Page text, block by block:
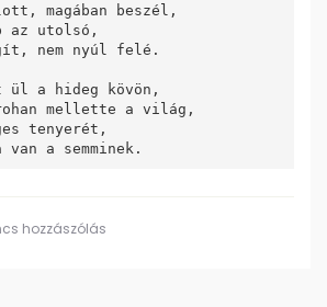
magában beszél,
az utolsó,
nem nyúl felé.
ül a hideg kövön,
mellette a világ,
tenyerét,
hozzászólás